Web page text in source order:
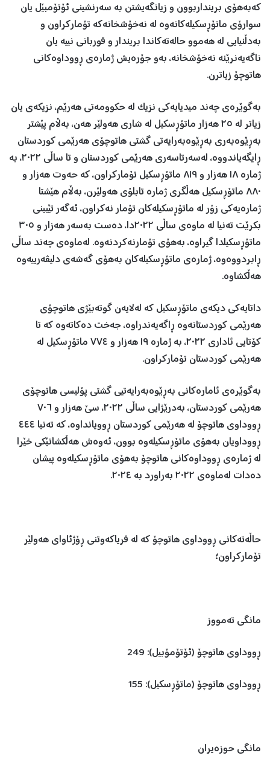
کەبەهۆی برینداربوون و زیانگەیشتن بە سەرنشینی ئۆتۆمبێل یان
سوارۆی ماتۆڕسکیلەکانەوە لە نەخۆشخانەکە تۆمارکراون و
بەدڵنیایی لە هەموو حالەتەکاندا بریندار و قوربانی نییە یان
ناگەیەنرێنە نەخۆشخانە، بەو جۆرەیش ژمارەی ڕووداوەکانی
هاتوچۆ زیاترن.
بەگوێرەی چەند میدیایەکی نزیک لە حکوومەتی هەرێم، نزیکەی یان
زیاتر لە ٢٥ هەزار ماتۆڕسکیل لە شاری هەولێر هەن، بەڵام پێشتر
بەڕێوەبەری بەڕێوەبەرایەتی گشتی هاتوچۆی هەرێمی کوردستان
ڕایگەیاندووە، لەسەرتاسەری هەرێمی کوردستان و تا ساڵی ٢٠٢٢، بە
ژمارە ١٨ هەزار و ٨١٩ ماتۆڕسکیل تۆمارکراون، کە حەوت هەزار و
٨٨٠ ماتۆڕسکیل هەڵگری ژمارە تابلۆی هەولێرن، بەڵام هێشتا
ژمارەیەکی زۆر لە ماتۆڕسکیلەکان تۆمار نەکراون، ئەگەر تێبینی
بکرێت تەنیا لە ماوەی ساڵی ٢٠٢٢دا، دەست بەسەر هەزار و ٣٠٥
ماتۆڕسکیلدا گیراوە، بەهۆی تۆمارنەکردنەوە. لەماوەی چەند ساڵی
ڕابردووەوە، ژمارەی ماتۆڕسکیلەکان بەهۆی گەشەی دلیڤەرییەوە
هەڵکشاوە.
داتایەکی دیکەی ماتۆڕسکیل کە لەلایەن گوتەبێژی هاتوچۆی
هەرێمی کوردستانەوە ڕاگەیەندراوە، جەخت دەکاتەوە کە تا
کۆتایی ئاداری ٢٠٢٢، بە ژمارە ١٩ هەزار و ٧٧٤ ماتۆڕسکیل لە
هەرێمی کوردستان تۆمارکراون.
بەگوێرەی ئامارەکانی بەڕێوەبەرایەتیی گشتی پۆلیسی هاتوچۆی
هەرێمی کوردستان، بەدرێژایی ساڵی ٢٠٢٢، سێ هەزار و ٧٠٦
ڕووداوی هاتوچۆ لە هەرێمی کوردستان ڕوویانداوە، کە تەنیا ٤٤٤
ڕووداویان بەهۆی ماتۆڕسکیلەوە بوون، ئەوەش هەڵکشانێکی خێرا
لە ژمارەی ڕووداوەکانی هاتوچۆ بەهۆی ماتۆڕسکیلەوە پیشان
دەدات لەماوەی ٢٠٢٢ بەراورد بە ٢٠٢٤.
حاڵەتەکانی ڕووداوی هاتوچۆ کە لە فریاکەوتنی ڕۆژئاوای هەولێر
تۆمارکراون؛
مانگی تەمووز
ڕووداوی هاتوچۆ (ئۆتۆمۆبیل): 249
ڕووداوی هاتوچۆ (ماتۆڕسکیل): 155
مانگی حوزەیران